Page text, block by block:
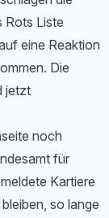
Rots Liste
eine Reaktion
Die
jetzt
noch
für
Kartiere
so lange